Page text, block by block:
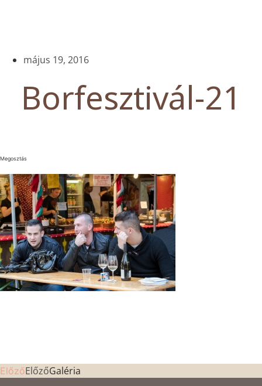
május 19, 2016
Borfesztivál-21
Megosztás
ElőzőElőzőGaléria